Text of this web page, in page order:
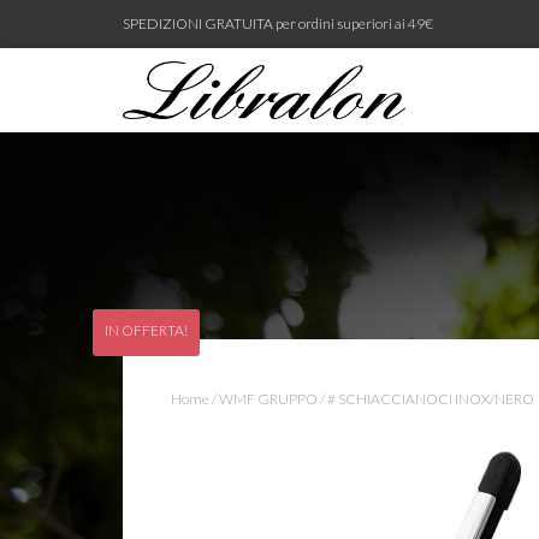
SPEDIZIONI GRATUITA per ordini superiori ai 49€
Home /WMF GRUPPO / # SCHIACCIANOCI INOX/NERO
IN OFFERTA!